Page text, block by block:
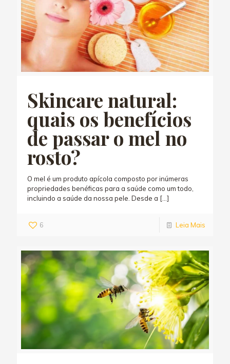
Skincare natural:
quais os benefícios
de passar o mel no
rosto?
O mel é um produto apícola composto por inúmeras
propriedades benéficas para a saúde como um todo,
incluindo a saúde da nossa pele. Desde a […]
6 Leia Mais